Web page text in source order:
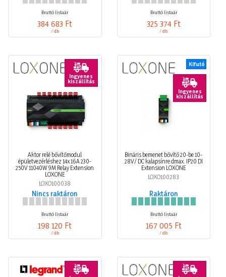
Bruttó listaár
384 683 Ft
/ db
Bruttó listaár
325 374 Ft
/ db
Ingyenes
kiszállítás
Aktor relé bővítőmodul
épületvezérléshez 14x 16A 230-
250V 11040W 9M Relay Extension
LOXONE
LOXO100038
Nincs raktáron
Bruttó listaár
198 120 Ft
/ db
Kifutó
Ingyenes
kiszállítás
Bináris bemenet bővítő 20-be 10-
28V/ DC kalapsínre dmax. IP20 DI
Extension LOXONE
LOXO100283
Raktáron
Bruttó listaár
167 005 Ft
/ db